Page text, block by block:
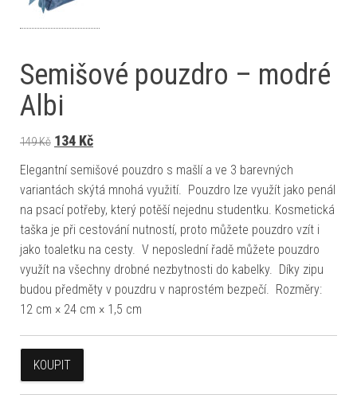
Semišové pouzdro – modré
Albi
149Kč Původní cena byla: 149 Kč.
134 KčAktuální cena je: 134 Kč.
Elegantní semišové pouzdro s mašlí a ve 3 barevných
variantách skýtá mnohá využití. Pouzdro lze využít jako penál
na psací potřeby, který potěší nejednu studentku. Kosmetická
taška je při cestování nutností, proto můžete pouzdro vzít i
jako toaletku na cesty. V neposlední řadě můžete pouzdro
využít na všechny drobné nezbytnosti do kabelky. Díky zipu
budou předměty v pouzdru v naprostém bezpečí. Rozměry:
12 cm × 24 cm × 1,5 cm
KOUPIT